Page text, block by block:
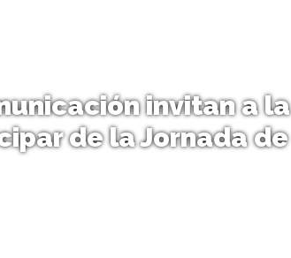
invitan a la
de la Jornada de